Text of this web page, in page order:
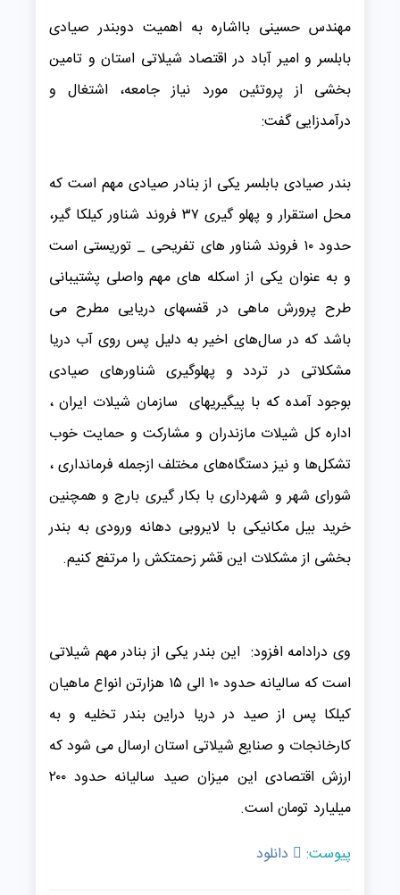
مهندس حسینی بااشاره به اهمیت دوبندر صیادی
بابلسر و امیر آباد در اقتصاد شیلاتی استان و تامین
بخشی از پروتئین مورد نیاز جامعه، اشتغال و
درآمدزایی گفت:
بندر صیادی بابلسر یکی از بنادر صیادی مهم است که
محل استقرار و پهلو گیری ۳۷ فروند شناور کیلکا گیر،
حدود ۱۰ فروند شناور های تفریحی _ توریستی است
و به عنوان یکی از اسکله های مهم واصلی پشتیبانی
طرح پرورش ماهی در قفسهای دریایی مطرح می
باشد که در سال‌های اخیر به دلیل پس روی آب دریا
مشکلاتی در تردد و پهلوگیری شناورهای صیادی
بوجود آمده که با پیگیریهای سازمان شیلات ایران ،
اداره کل شیلات مازندران و مشارکت و حمایت خوب
تشکل‌ها و نیز دستگاه‌های مختلف ازجمله فرمانداری ،
شورای شهر و شهرداری با بکار گیری بارج و همچنین
خرید بیل مکانیکی با لایروبی دهانه ورودی به بندر
بخشی از مشکلات این قشر زحمتکش را مرتفع کنیم.
وی درادامه افزود: این بندر یکی از بنادر مهم شیلاتی
است که سالیانه حدود ۱۰ الی ۱۵ هزارتن انواع ماهیان
کیلکا پس از صید در دریا دراین بندر تخلیه و به
کارخانجات و صنایع شیلاتی استان ارسال می شود که
ارزش اقتصادی این میزان صید سالیانه حدود ۲۰۰
میلیارد تومان است.
پیوست:
دانلود